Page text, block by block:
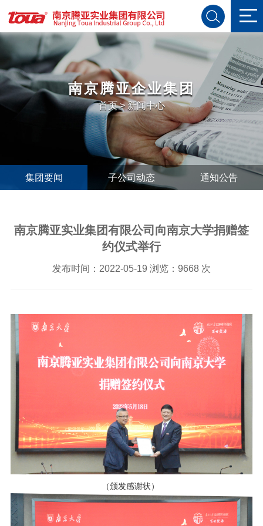
南京腾亚企业集团
首页>新闻中心
集团要闻 子公司动态 通知公告
南京腾亚实业集团有限公司向南京大学捐赠签
约仪式举行
发布时间：2022-05-19 浏览：9668 次
（颁发感谢状）